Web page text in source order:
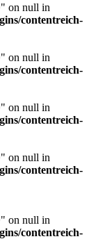
on null in
contentreich-
on null in
contentreich-
on null in
contentreich-
on null in
contentreich-
on null in
contentreich-